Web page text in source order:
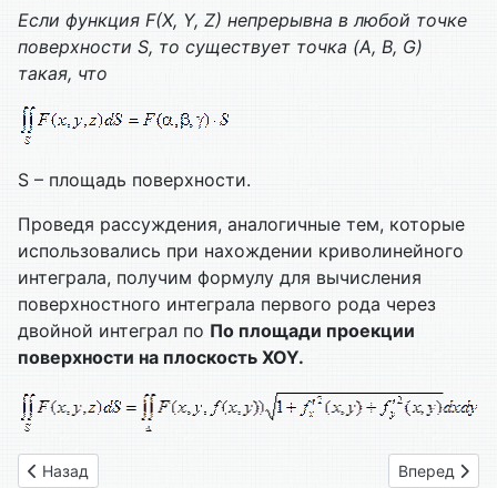
Если функция F(X, Y, Z) непрерывна в любой точке
поверхности S, то существует точка (A, B, G)
такая, что
S – площадь поверхности.
Проведя рассуждения, аналогичные тем, которые
использовались при нахождении криволинейного
интеграла, получим формулу для вычисления
поверхностного интеграла первого рода через
двойной интеграл по По площади проекции
поверхности на плоскость XOY.
Предыдущий: 79. Поверхностные интегралы первого рода
Назад Следующий:
Вперед